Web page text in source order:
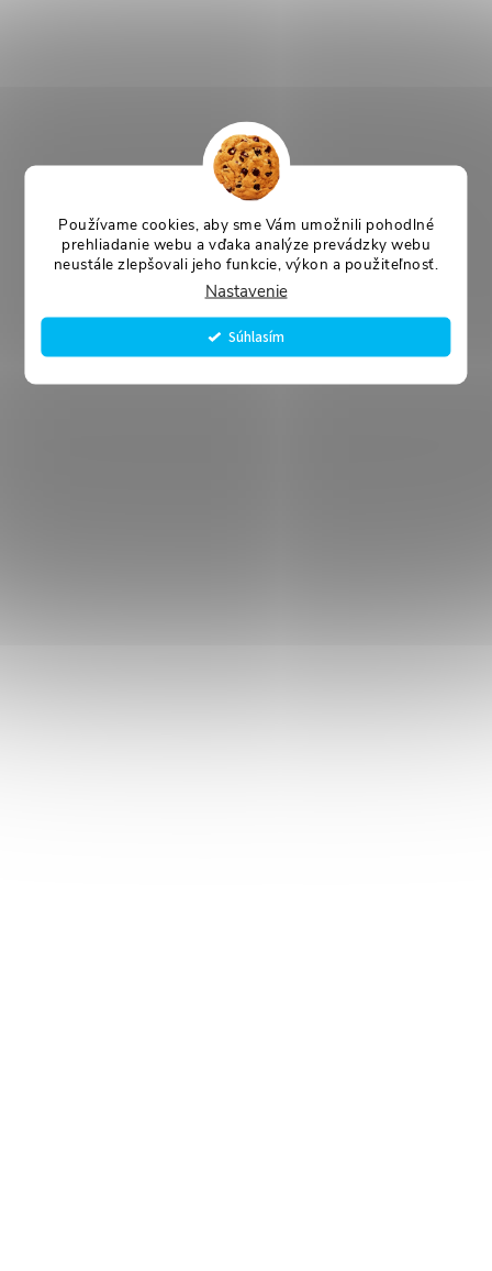
Používame cookies, aby sme Vám umožnili pohodlné
prehliadanie webu a vďaka analýze prevádzky webu
neustále zlepšovali jeho funkcie, výkon a použiteľnosť.
Nastavenie
Súhlasím